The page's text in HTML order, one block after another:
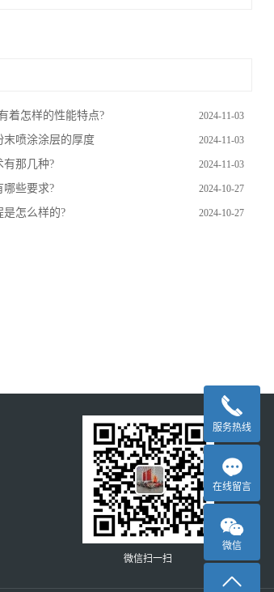
着怎样的性能特点? 2024-11-03
末喷涂涂层的厚度 2024-11-03
有那几种? 2024-11-03
哪些要求? 2024-10-27
怎么样的? 2024-10-27
微信扫一扫
服务热线
在线留言
微信